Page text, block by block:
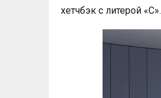
хетчбэк с литерой «C».